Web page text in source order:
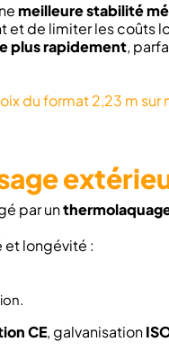
meilleure stabilité
et de limiter les coûts
plus rapidement,
du format 2,23 m sur
par un
et longévité :
CE, galvanisation